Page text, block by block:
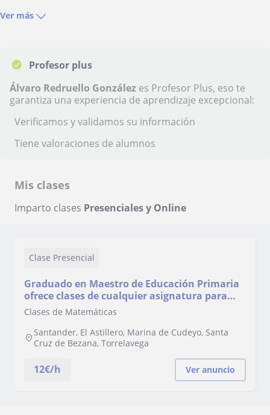
Ver más
Profesor plus
Álvaro Redruello González es Profesor Plus, eso te
garantiza una experiencia de aprendizaje excepcional:
Verificamos y validamos su información
Tiene valoraciones de alumnos
Mis clases
Imparto clases Presenciales y Online
Clase Presencial
Graduado en Maestro de Educación Primaria
ofrece clases de cualquier asignatura para
esta etapa y para Matemáticas, Física y
Clases de Matemáticas
Santander, El Astillero, Marina de Cudeyo, Santa
Cruz de Bezana, Torrelavega
12€/h Ver anuncio